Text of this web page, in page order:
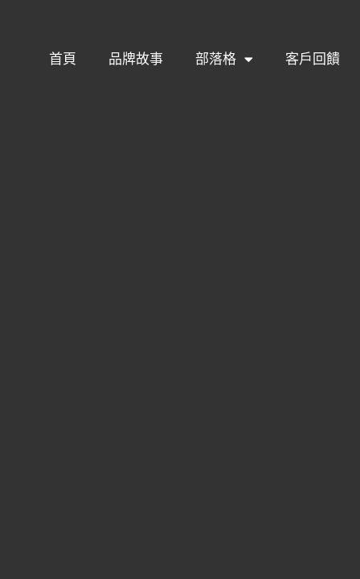
首頁 品牌故事 部落格 客戶回饋